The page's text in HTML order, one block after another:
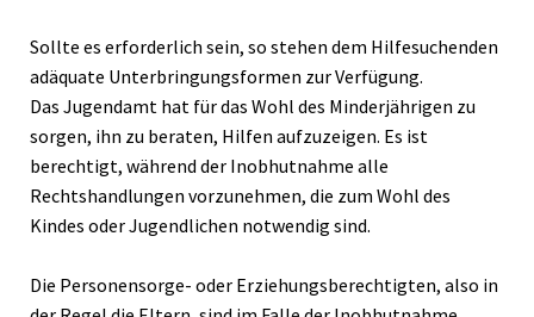
Sollte es erforderlich sein, so stehen dem Hilfesuchenden
adäquate Unterbringungsformen zur Verfügung.
Das Jugendamt hat für das Wohl des Minderjährigen zu
sorgen, ihn zu beraten, Hilfen aufzuzeigen. Es ist
berechtigt, während der Inobhutnahme alle
Rechtshandlungen vorzunehmen, die zum Wohl des
Kindes oder Jugendlichen notwendig sind.
Die Personensorge- oder Erziehungsberechtigten, also in